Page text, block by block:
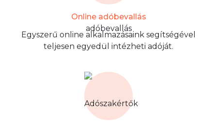
Online adóbevallás
Egyszerű online alkalmazásaink segítségével
teljesen egyedül intézheti adóját.